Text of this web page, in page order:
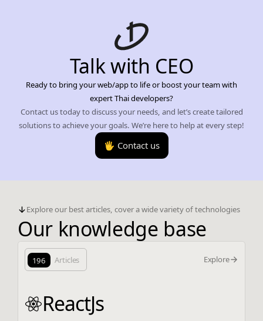
Talk with CEO
Ready to bring your web/app to life or boost your team with
expert Thai developers?
Contact us today to discuss your needs, and let’s create tailored
solutions to achieve your goals. We’re here to help at every step!
🖐️ Contact us
Explore our best articles, cover a wide variety of technologies
Our knowledge base
196 Articles Explore
ReactJs